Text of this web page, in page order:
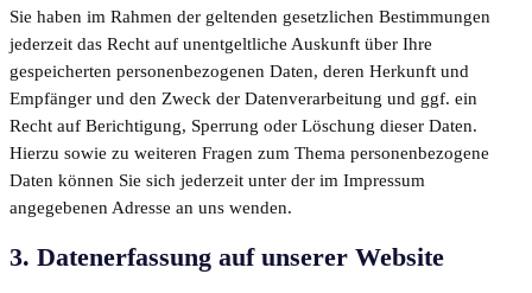
Sie haben im Rahmen der geltenden gesetzlichen Bestimmungen
jederzeit das Recht auf unentgeltliche Auskunft über Ihre
gespeicherten personenbezogenen Daten, deren Herkunft und
Empfänger und den Zweck der Datenverarbeitung und ggf. ein
Recht auf Berichtigung, Sperrung oder Löschung dieser Daten.
Hierzu sowie zu weiteren Fragen zum Thema personenbezogene
Daten können Sie sich jederzeit unter der im Impressum
angegebenen Adresse an uns wenden.
3. Datenerfassung auf unserer Website